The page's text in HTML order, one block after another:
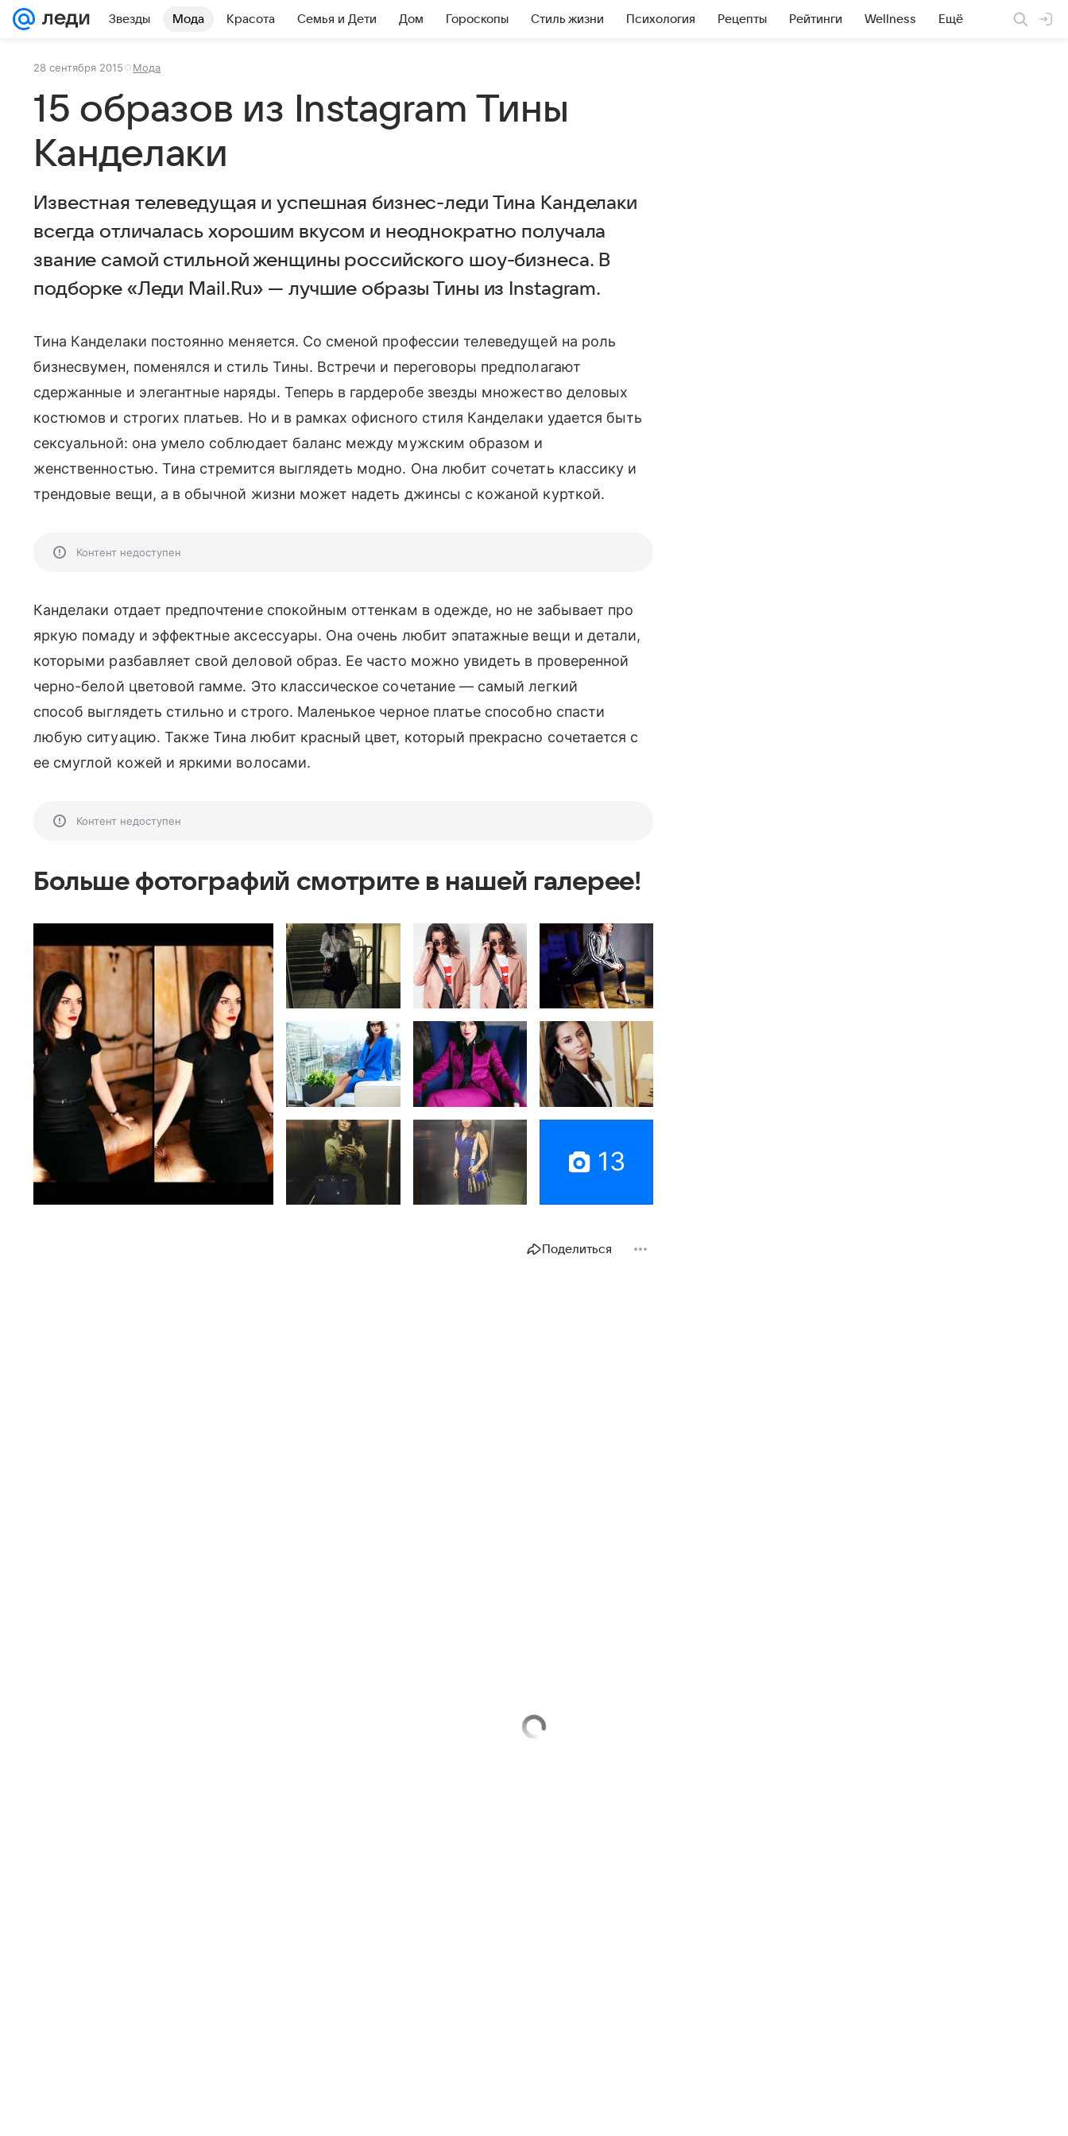
Звезды Мода Красота Семья и Дети Дом Гороскопы Стиль жизни Психология Рецепты Рейтинги Wellness Ещё
28 сентября 2015 Мода
15 образов из Instagram Тины
Канделаки
Известная телеведущая и успешная бизнес-леди Тина Канделаки
всегда отличалась хорошим вкусом и неоднократно получала
звание самой стильной женщины российского шоу-бизнеса. В
подборке «Леди Mail.Ru» — лучшие образы Тины из Instagram.
Тина Канделаки постоянно меняется. Со сменой профессии телеведущей на роль
бизнесвумен, поменялся и стиль Тины. Встречи и переговоры предполагают
сдержанные и элегантные наряды. Теперь в гардеробе звезды множество деловых
костюмов и строгих платьев. Но и в рамках офисного стиля Канделаки удается быть
сексуальной: она умело соблюдает баланс между мужским образом и
женственностью. Тина стремится выглядеть модно. Она любит сочетать классику и
трендовые вещи, а в обычной жизни может надеть джинсы с кожаной курткой.
Контент недоступен
Канделаки отдает предпочтение спокойным оттенкам в одежде, но не забывает про
яркую помаду и эффектные аксессуары. Она очень любит эпатажные вещи и детали,
которыми разбавляет свой деловой образ. Ее часто можно увидеть в проверенной
черно-белой цветовой гамме. Это классическое сочетание — самый легкий
способ выглядеть стильно и строго. Маленькое черное платье способно спасти
любую ситуацию. Также Тина любит красный цвет, который прекрасно сочетается с
ее смуглой кожей и яркими волосами.
Контент недоступен
Больше фотографий смотрите в нашей галерее!
13
Поделиться